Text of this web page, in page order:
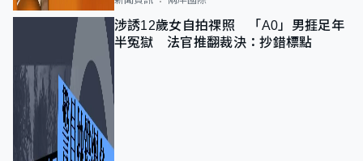
涉誘12歲女自拍祼照 「A0」男捱足年
半冤獄 法官推翻裁決：抄錯標點